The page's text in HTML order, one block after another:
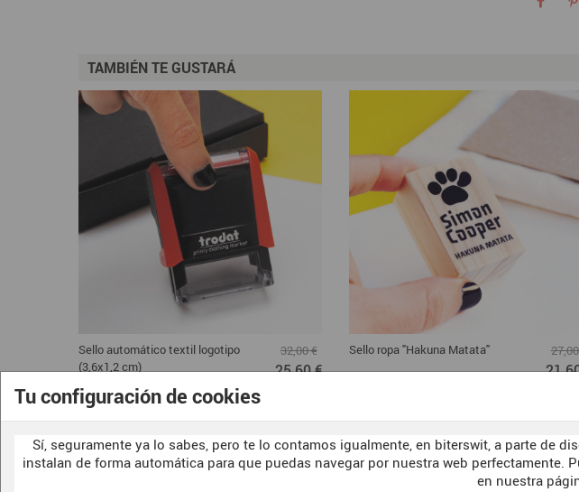
Tu configuración de cookies
Sí, seguramente ya lo sabes, pero te lo contamos igualmente, en biterswit, a parte de
instalan de forma automática para que puedas navegar por nuestra web
en nuestra
TAMBIÉN TE GUSTARÁ
Sello automático textil logotipo
(3,6x1,2 cm)
32,00 €
25,60 €
Sello ropa "Hakuna Matata"